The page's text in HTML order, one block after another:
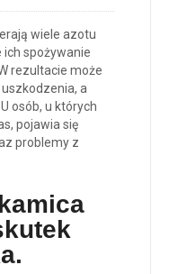
wiele azotu
ich spożywanie
rezultacie może
a
osób, u których
pojawia się
problemy z